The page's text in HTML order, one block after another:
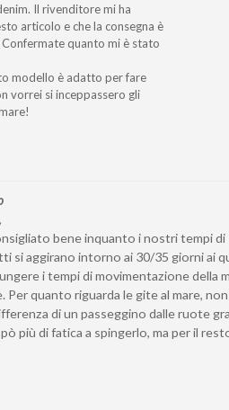
Il rivenditore mi ha
articolo e che la consegna è
quanto mi è stato
modello è adatto per fare
vorrei si inceppassero gli
bene inquanto i nostri tempi di
si aggirano intorno ai 30/35 giorni ai
i tempi di movimentazione della
Per quanto riguarda le gite al mare,
di un passeggino dalle ruote
più di fatica a spingerlo, ma per il